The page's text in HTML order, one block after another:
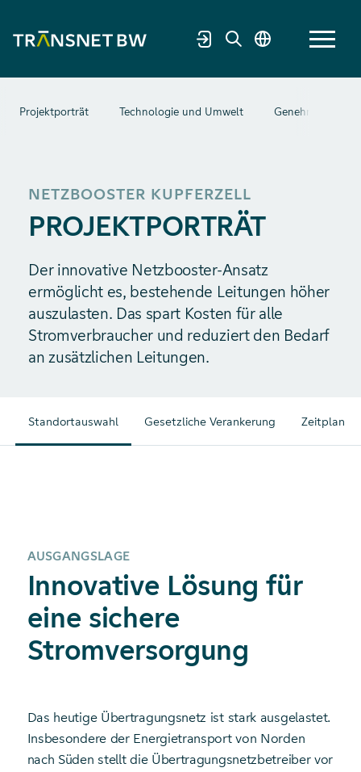
Projektporträt Technologie und Umwelt Genehmigung
NETZBOOSTER KUPFERZELL
PROJEKTPORTRÄT
Der innovative Netzbooster-Ansatz
ermöglicht es, bestehende Leitungen höher
auszulasten. Das spart Kosten für alle
Stromverbraucher und reduziert den Bedarf
an zusätzlichen Leitungen.
Standortauswahl Gesetzliche Verankerung Zeitplan
AUSGANGSLAGE
Innovative Lösung für
eine sichere
Stromversorgung
Das heutige Übertragungsnetz ist stark ausgelastet.
Insbesondere der Energietransport von Norden
nach Süden stellt die Übertragungs­netzbetreiber vor